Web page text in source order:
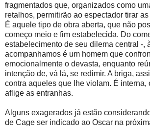
fragmentados que, organizados como
retalhos, permitirão ao espectador tirar
É aquele tipo de obra aberta, que não
começo meio e fim estabelecida. Do
estabelecimento de seu dilema central -,
acompanhamos é um homem que
emocionalmente o devasta, enquanto
intenção de, vá lá, se redimir. A briga,
contra aqueles que lhe violam. É interna,
aflige as entranhas.
Alguns exagerados já estão
de Cage ser indicado ao Oscar na